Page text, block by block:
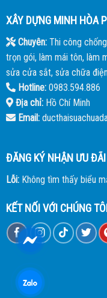
XÂY DỰNG MINH HÒA
Chuyên:Thi công
trọn gói, làm mái tôn, làm
sửa cửa sắt, sửa chữa
Hotline:0983.594.886
Địa chỉ:Hồ Chí Minh
Email:
ĐĂNG KÝ NHẬN ƯU ĐÃI
Lỗi:Không tìm thấy biểu
KẾT NỐI VỚI CHÚNG TÔI